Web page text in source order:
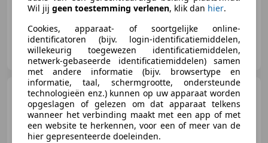
Hoetink Automotive
NL-7207 BJ ZUTPHEN
Porsche BoxsterS 3.2 |
Zeer netjes | Volledig
onderhouden | Stoel
Wil jij geen toestemming verlenen, klik dan hier.
Cookies, apparaat- of soortgelijke online-
identificatoren (bijv. login-identificatiemiddelen,
willekeurig toegewezen identificatiemiddelen,
netwerk-gebaseerde identificatiemiddelen) samen
met andere informatie (bijv. browsertype en
informatie, taal, schermgrootte, ondersteunde
technologieën enz.) kunnen op uw apparaat worden
opgeslagen of gelezen om dat apparaat telkens
wanneer het verbinding maakt met een app of met
een website te herkennen, voor een of meer van de
hier gepresenteerde doeleinden.